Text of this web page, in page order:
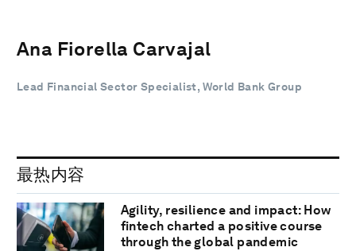
Ana Fiorella Carvajal
Lead Financial Sector Specialist, World Bank Group
最热内容
Agility, resilience and impact: How
fintech charted a positive course
through the global pandemic